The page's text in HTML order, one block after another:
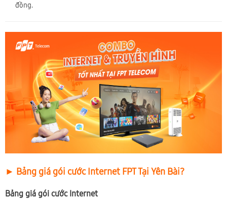
đồng.
► Bảng giá gói cước Internet FPT Tại Yên Bài?
Bảng giá gói cước Internet